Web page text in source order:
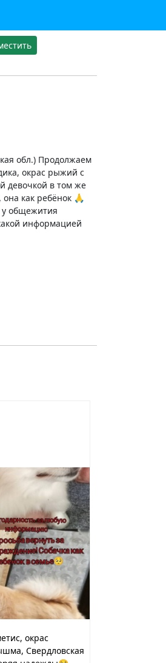
обл.) Продолжаем
окрас рыжий с
девочкой в том же
как ребёнок 🙏
у общежития
информацией
окрас
Свердловская